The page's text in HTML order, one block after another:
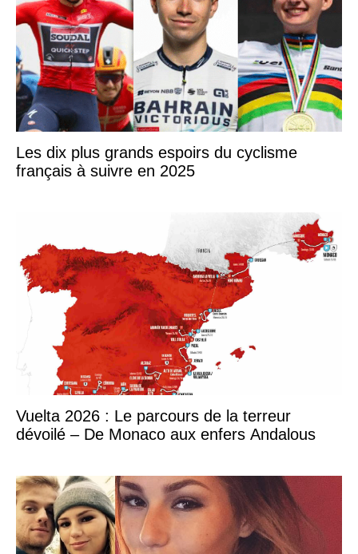
Les dix plus grands espoirs du cyclisme
français à suivre en 2025
Vuelta 2026 : Le parcours de la terreur
dévoilé – De Monaco aux enfers Andalous